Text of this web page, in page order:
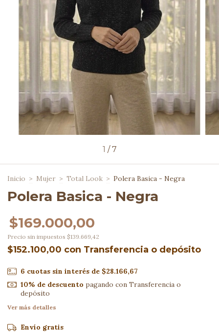
1 / 7
Inicio > Mujer > Total Look > Polera Basica - Negra
Polera Basica - Negra
$169.000,00
Precio sin impuestos $139.669,42
$152.100,00 con Transferencia o depósito
6 cuotas sin interés de $28.166,67
10% de descuento pagando con Transferencia o
depósito
Ver más detalles
Envío gratis